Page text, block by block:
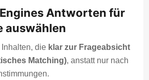
Antworten für
auswählen
die klar zur Frageabsicht
Matching), anstatt nur nach